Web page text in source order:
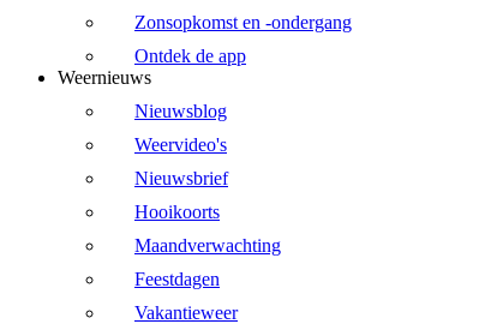
Zonsopkomst en -ondergang
Ontdek de app
Weernieuws
Nieuwsblog
Weervideo's
Nieuwsbrief
Hooikoorts
Maandverwachting
Feestdagen
Vakantieweer